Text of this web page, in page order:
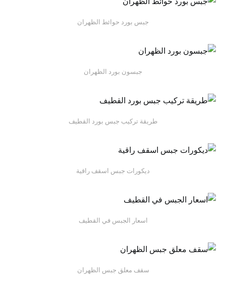
جبس بورد حوائط الظهران
جبسون بورد الظهران
طريقة تركيب جبس بورد القطيف
ديكورات جبس اسقف راقية
اسعار الجبس في القطيف
سقف معلق جبس الظهران